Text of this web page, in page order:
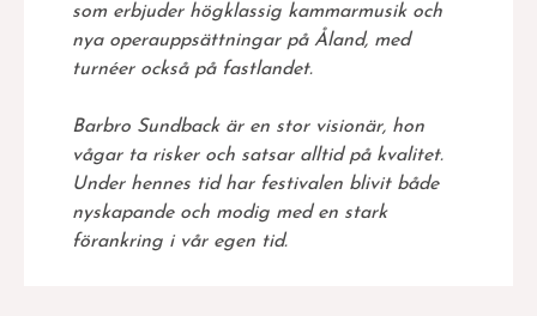
som erbjuder högklassig kammarmusik och
nya operauppsättningar på Åland, med
turnéer också på fastlandet.
Barbro Sundback är en stor visionär, hon
vågar ta risker och satsar alltid på kvalitet.
Under hennes tid har festivalen blivit både
nyskapande och modig med en stark
förankring i vår egen tid.